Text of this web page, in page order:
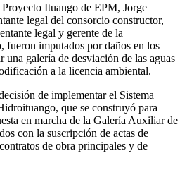
Ituango de EPM, Jorge
legal del consorcio constructor,
legal y gerente de la
fueron imputados por daños en los
una galería de desviación de las aguas
a la licencia ambiental.
de implementar el Sistema
que se construyó para
en marcha de la Galería Auxiliar de
con la suscripción de actas de
de obra principales y de